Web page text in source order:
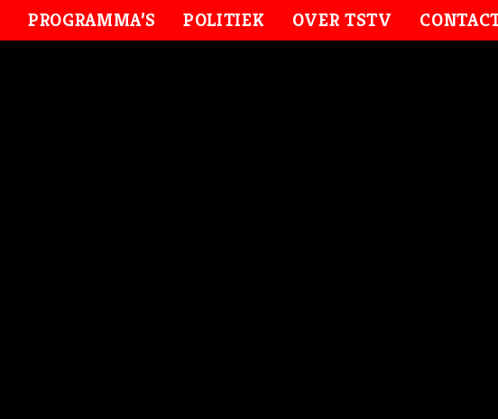
PROGRAMMA’S POLITIEK OVER TSTV